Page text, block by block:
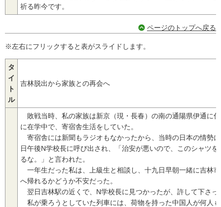
祈る昨今です。
ページのトップへ戻る
※左右にフリックすると表がスライドします。
タ
イ
ト
ル
吉林脱出から家族との再会へ
敗戦当時、私の家族は新京（現・長春）の南の通陽県伊通に
に在学中で、寄宿舎生活をしていた。
寄宿舎には新聞もラジオもなかったから、当時の日本の情勢
日午後N学校長に呼び出され、「治安が悪いので、このシャツ
るな。」と言われた。
一年生だった私は、上級生と相談し、十九日早朝一緒に吉林
へ帰れるかどうか不安だった。
翌日吉林駅の近くで、N学校長に見つかったが、許して下さっ
私が乗ろうとしていた列車には、荷物を持った中国人が何人